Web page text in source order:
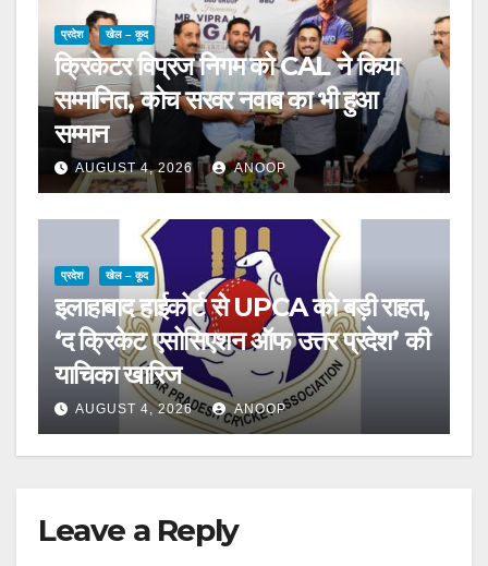
प्रदेश खेल – कूद
क्रिकेटर विप्रज निगम को CAL ने किया
सम्मानित, कोच सरवर नवाब का भी हुआ
सम्मान
AUGUST 4, 2026 ANOOP
प्रदेश खेल – कूद
इलाहाबाद हाईकोर्ट से UPCA को बड़ी राहत,
‘द क्रिकेट एसोसिएशन ऑफ उत्तर प्रदेश’ की
याचिका खारिज
AUGUST 4, 2026 ANOOP
Leave a Reply